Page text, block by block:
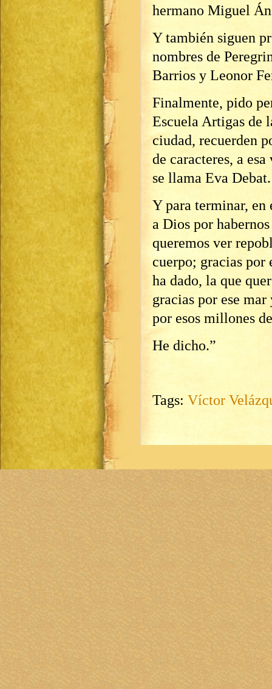
hermano Miguel
Y también siguen
nombres de
Barrios y Leonor
Finalmente, pido
Escuela Artigas de
ciudad, recuerden
de caracteres, a
se llama Eva Debat.
Y para terminar, en
a Dios por
queremos ver
cuerpo; gracias por
ha dado, la que
gracias por ese
por esos millones
He dicho.”
Tags: Víctor